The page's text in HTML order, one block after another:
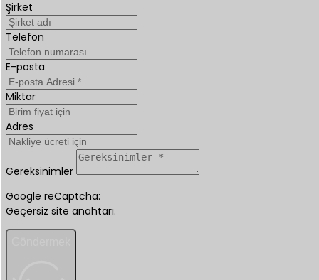
Şirket
Telefon
E-posta
Miktar
Adres
Gereksinimler
Google reCaptcha:
Geçersiz site anahtarı.